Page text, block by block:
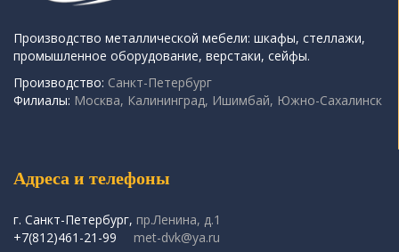
Производство металлической мебели: шкафы, стеллажи,
промышленное оборудование, верстаки, сейфы.
Производство: Санкт-Петербург
Филиалы: Москва, Калининград, Ишимбай, Южно-Сахалинск
Адреса и телефоны
г. Санкт-Петербург, пр.Ленина, д.1
+7(812)461-21-99
met-dvk@ya.ru